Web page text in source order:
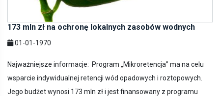
173 mln zł na ochronę lokalnych zasobów wodnych
01-01-1970
Najważniejsze informacje: Program „Mikroretencja” ma na celu
wsparcie indywidualnej retencji wód opadowych i roztopowych.
Jego budżet wynosi 173 mln zł i jest finansowany z programu